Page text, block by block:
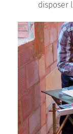
disposer